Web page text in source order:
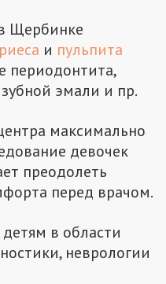
Щербинке
и пульпита
периодонтита,
эмали и пр.
максимально
девочек
преодолеть
перед врачом.
в области
неврологии